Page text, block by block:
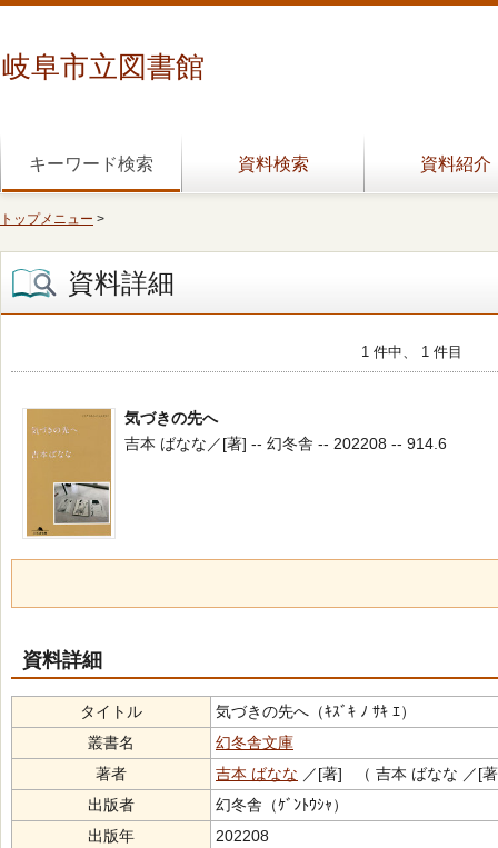
岐阜市立図書館
キーワード検索 資料検索 資料紹介
トップメニュー >
資料詳細
1 件中、 1 件目
気づきの先へ
吉本 ばなな／[著] -- 幻冬舎 -- 202208 -- 914.6
資料詳細
タイトル
気づきの先へ（ｷｽﾞｷ ﾉ ｻｷ ｴ）
叢書名
幻冬舎文庫
著者
吉本 ばなな ／[著] （ 吉本 ばなな ／[
出版者
幻冬舎（ｹﾞﾝﾄｳｼｬ）
出版年
202208